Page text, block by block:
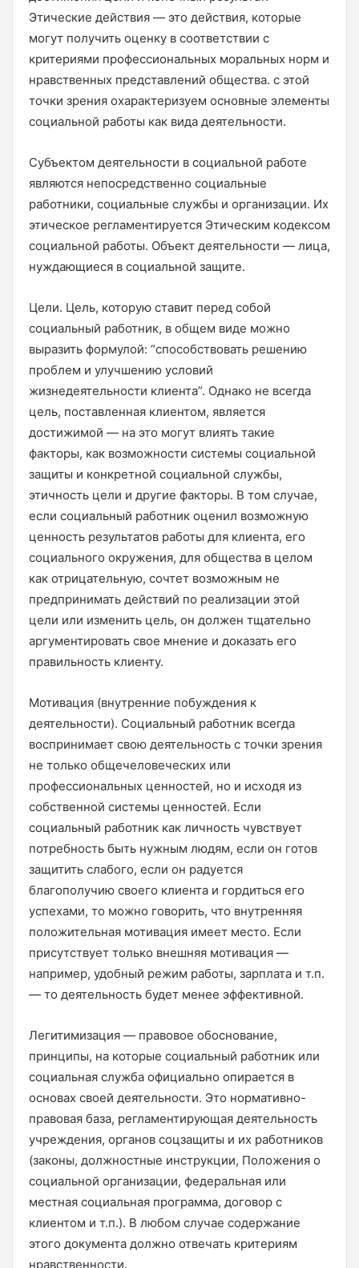
Этические действия — это действия, которые
могут получить оценку в соответствии с
критериями профессиональных моральных норм и
нравственных представлений общества. с этой
точки зрения охарактеризуем основные элементы
социальной работы как вида деятельности.
Субъектом деятельности в социальной работе
являются непосредственно социальные
работники, социальные службы и организации. Их
этическое регламентируется Этическим кодексом
социальной работы. Объект деятельности — лица,
нуждающиеся в социальной защите.
Цели. Цель, которую ставит перед собой
социальный работник, в общем виде можно
выразить формулой: “способствовать решению
проблем и улучшению условий
жизнедеятельности клиента”. Однако не всегда
цель, поставленная клиентом, является
достижимой — на это могут влиять такие
факторы, как возможности системы социальной
защиты и конкретной социальной службы,
этичность цели и другие факторы. В том случае,
если социальный работник оценил возможную
ценность результатов работы для клиента, его
социального окружения, для общества в целом
как отрицательную, сочтет возможным не
предпринимать действий по реализации этой
цели или изменить цель, он должен тщательно
аргументировать свое мнение и доказать его
правильность клиенту.
Мотивация (внутренние побуждения к
деятельности). Социальный работник всегда
воспринимает свою деятельность с точки зрения
не только общечеловеческих или
профессиональных ценностей, но и исходя из
собственной системы ценностей. Если
социальный работник как личность чувствует
потребность быть нужным людям, если он готов
защитить слабого, если он радуется
благополучию своего клиента и гордиться его
успехами, то можно говорить, что внутренняя
положительная мотивация имеет место. Если
присутствует только внешняя мотивация —
например, удобный режим работы, зарплата и т.п.
— то деятельность будет менее эффективной.
Легитимизация — правовое обоснование,
принципы, на которые социальный работник или
социальная служба официально опирается в
основах своей деятельности. Это нормативно-
правовая база, регламентирующая деятельность
учреждения, органов соцзащиты и их работников
(законы, должностные инструкции, Положения о
социальной организации, федеральная или
местная социальная программа, договор с
клиентом и т.п.). В любом случае содержание
этого документа должно отвечать критериям
нравственности.